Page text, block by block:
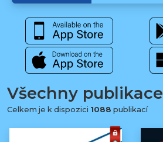
Všechny publikace
Celkem je k dispozici 1088 publikací